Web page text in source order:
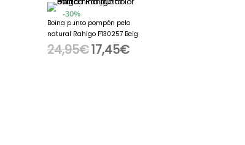
30%
Boina punto pompón pelo
natural Rahigo P130257 Beig
24,95€
El
original
era:
24,95€.
17,45€
El
actual
es:
17,45€.